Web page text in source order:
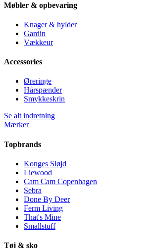
Møbler & opbevaring
Knager & hylder
Gardin
Vækkeur
Accessories
Øreringe
Hårspænder
Smykkeskrin
Se alt indretning
Mærker
Topbrands
Konges Sløjd
Liewood
Cam Cam Copenhagen
Sebra
Done By Deer
Ferm Living
That's Mine
Smallstuff
Tøj & sko